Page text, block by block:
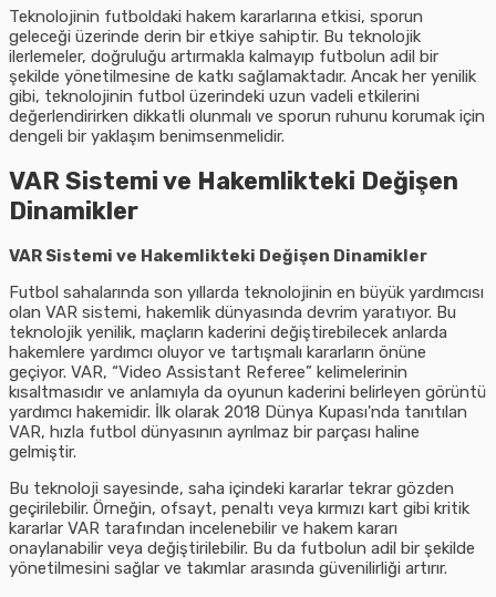
Teknolojinin futboldaki hakem kararlarına etkisi, sporun
geleceği üzerinde derin bir etkiye sahiptir. Bu teknolojik
ilerlemeler, doğruluğu artırmakla kalmayıp futbolun adil bir
şekilde yönetilmesine de katkı sağlamaktadır. Ancak her yenilik
gibi, teknolojinin futbol üzerindeki uzun vadeli etkilerini
değerlendirirken dikkatli olunmalı ve sporun ruhunu korumak için
dengeli bir yaklaşım benimsenmelidir.
VAR Sistemi ve Hakemlikteki Değişen
Dinamikler
VAR Sistemi ve Hakemlikteki Değişen Dinamikler
Futbol sahalarında son yıllarda teknolojinin en büyük yardımcısı
olan VAR sistemi, hakemlik dünyasında devrim yaratıyor. Bu
teknolojik yenilik, maçların kaderini değiştirebilecek anlarda
hakemlere yardımcı oluyor ve tartışmalı kararların önüne
geçiyor. VAR, “Video Assistant Referee” kelimelerinin
kısaltmasıdır ve anlamıyla da oyunun kaderini belirleyen görüntü
yardımcı hakemidir. İlk olarak 2018 Dünya Kupası'nda tanıtılan
VAR, hızla futbol dünyasının ayrılmaz bir parçası haline
gelmiştir.
Bu teknoloji sayesinde, saha içindeki kararlar tekrar gözden
geçirilebilir. Örneğin, ofsayt, penaltı veya kırmızı kart gibi kritik
kararlar VAR tarafından incelenebilir ve hakem kararı
onaylanabilir veya değiştirilebilir. Bu da futbolun adil bir şekilde
yönetilmesini sağlar ve takımlar arasında güvenilirliği artırır.